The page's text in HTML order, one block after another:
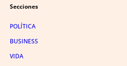
Secciones
POLÍTICA
BUSINESS
VIDA